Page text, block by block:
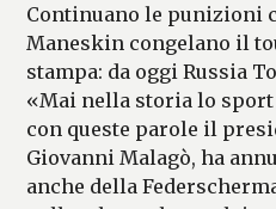
Continuano le punizioni
Maneskin congelano il
stampa: da oggi Russia
«Mai nella storia lo
con queste parole il
Giovanni Malagò, ha
anche della